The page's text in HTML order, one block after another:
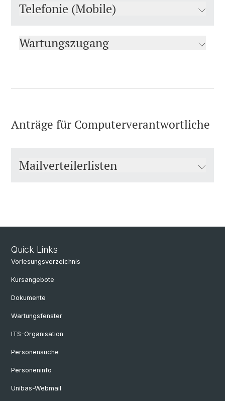
Telefonie (Mobile)
Wartungszugang
Anträge für Computerverantwortliche
Mailverteilerlisten
Quick Links
Vorlesungsverzeichnis
Kursangebote
Dokumente
Wartungsfenster
ITS-Organisation
Personensuche
Personeninfo
Unibas-Webmail